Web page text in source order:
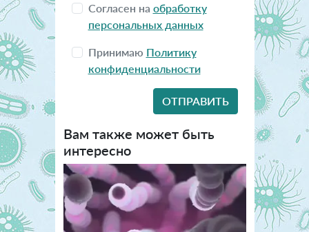
Согласен на обработку
персональных данных
Принимаю Политику
конфиденциальности
Вам также может быть
интересно